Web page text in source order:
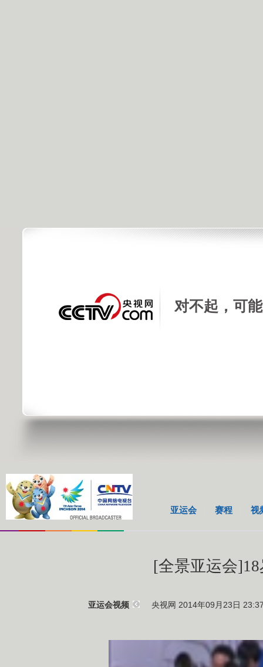
对不起，可
亚运会 赛程 视
[全景亚运会
亚运会视频 央视网 2014年09月23日